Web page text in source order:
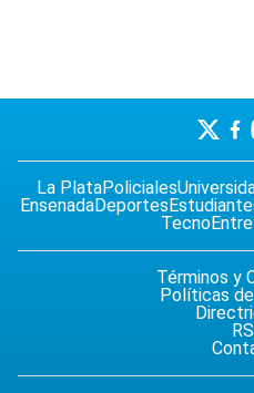
La PlataPoliciales
EnsenadaDeportes
Tecno
Términos y
Políticas